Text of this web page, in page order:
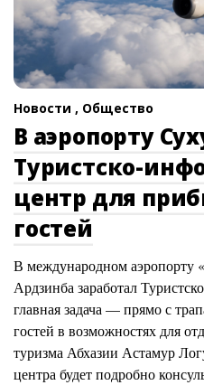
Новости , Общество
В аэропорту
Туристско-
центр для
гостей
В международном аэропорту
Ардзинба заработал
главная задача — прямо с
гостей в возможностях для
туризма Абхазии Астамур
центра будет подробно